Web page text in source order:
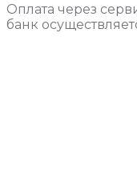
Оплата через
банк